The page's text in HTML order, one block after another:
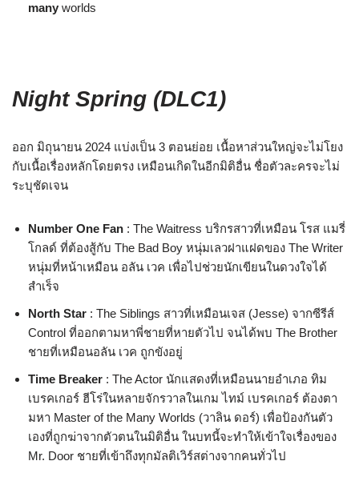
many worlds
Night Spring (DLC1)
ออก มิถุนายน 2024 แบ่งเป็น 3 ตอนย่อย เนื้อหาส่วนใหญ่จะไม่โยง
กับเนื้อเรื่องหลักโดยตรง เหมือนเกิดในอีกมิติอื่น ชื่อตัวละครจะไม่
ระบุชัดเจน
Number One Fan : The Waitress บริกรสาวที่เหมือน โรส แมรี่
โกลด์ ที่ต้องสู้กับ The Bad Boy หนุ่มเลวฝาแฝดของ The Writer
หนุ่มที่หน้าเหมือน อลัน เวค เพื่อไปช่วยนักเขียนในดวงใจได้
สำเร็จ
North Star : The Siblings สาวที่เหมือนเจส (Jesse) จากซีรีส์
Control ที่ออกตามหาพี่ชายที่หายตัวไป จนได้พบ The Brother
ชายที่เหมือนอลัน เวค ถูกขังอยู่
Time Breaker : The Actor นักแสดงที่เหมือนนายอำเภอ ทิม
เบรคเกอร์ ฮีโร่ในหลายจักรวาลในเกม ไทม์ เบรคเกอร์ ต้องตา
มหา Master of the Many Worlds (วาลิน ดอร์) เพื่อป้องกันตัว
เองที่ถูกฆ่าจากตัวตนในมิติอื่น ในบทนี้จะทำให้เข้าใจเรื่องของ
Mr. Door ชายที่เข้าถึงทุกมัลติเวิร์สต่างจากคนทั่วไป